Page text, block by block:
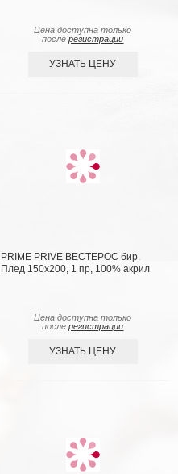
Цена доступна только
послерегистрации
УЗНАТЬ ЦЕНУ
PRIME PRIVE ВЕСТЕРОС бир.
Плед 150x200, 1 пр, 100% акрил
Цена доступна только
послерегистрации
УЗНАТЬ ЦЕНУ